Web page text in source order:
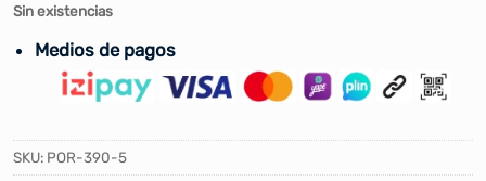
Sin existencias
Medios de pagos
SKU: POR-390-5